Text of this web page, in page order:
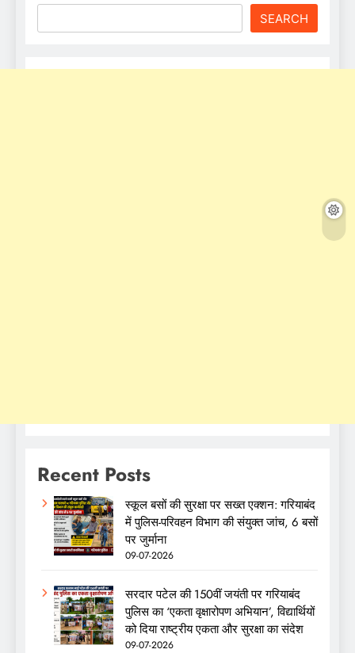
SEARCH
Recent Posts
स्कूल बसों की सुरक्षा पर सख्त एक्शन: गरियाबंद
में पुलिस-परिवहन विभाग की संयुक्त जांच, 6 बसों
पर जुर्माना
09-07-2026
सरदार पटेल की 150वीं जयंती पर गरियाबंद
पुलिस का ‘एकता वृक्षारोपण अभियान’, विद्यार्थियों
को दिया राष्ट्रीय एकता और सुरक्षा का संदेश
09-07-2026